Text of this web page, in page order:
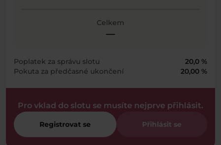
Celkem
—
Poplatek za správu slotu
20,0 %
Pokuta za předčasné ukončení
20,00 %
Pro vklad do slotu se musíte nejprve přihlásit.
Registrovat se Přihlásit se